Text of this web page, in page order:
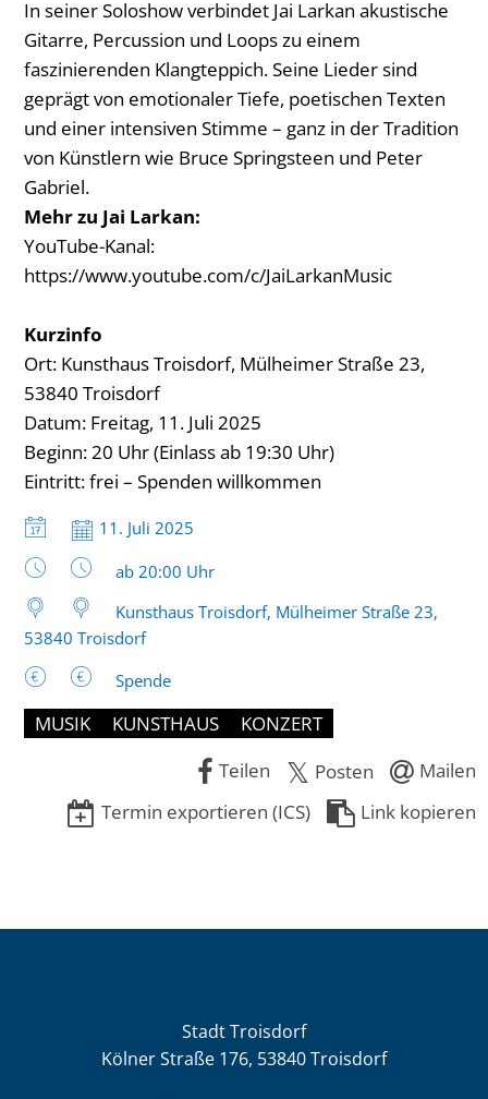
In seiner Soloshow verbindet Jai Larkan akustische
Gitarre, Percussion und Loops zu einem
faszinierenden Klangteppich. Seine Lieder sind
geprägt von emotionaler Tiefe, poetischen Texten
und einer intensiven Stimme – ganz in der Tradition
von Künstlern wie Bruce Springsteen und Peter
Gabriel.
Mehr zu Jai Larkan:
YouTube-Kanal:
https://www.youtube.com/c/JaiLarkanMusic
Kurzinfo
Ort: Kunsthaus Troisdorf, Mülheimer Straße 23,
53840 Troisdorf
Datum: Freitag, 11. Juli 2025
Beginn: 20 Uhr (Einlass ab 19:30 Uhr)
Eintritt: frei – Spenden willkommen
Datum:
11. Juli 2025
Uhrzeit:
ab 20:00 Uhr
Kunsthaus Troisdorf, Mülheimer Straße 23,
53840 Troisdorf
Spende
MUSIK KUNSTHAUS
KONZERT
Teilen
Posten
Mailen
Termin exportieren (ICS)
Link kopieren
Stadt Troisdorf
Kölner Straße 176, 53840 Troisdorf